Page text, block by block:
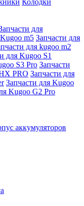
Колодки
для
m5 Запчасти для
для kugoo m2
для Kugoo S1
S3 Pro Запчасти
PRO Запчасти для
Запчасти для Kugoo
Kugoo G2 Pro
аккумуляторов